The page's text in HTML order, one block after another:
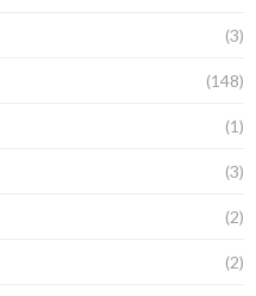
(3)
(148)
(1)
(3)
(2)
(2)